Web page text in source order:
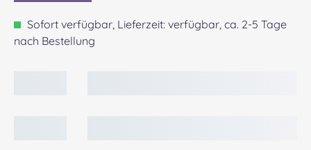
Sofort verfügbar, Lieferzeit: verfügbar, ca. 2-5 Tage
nach Bestellung